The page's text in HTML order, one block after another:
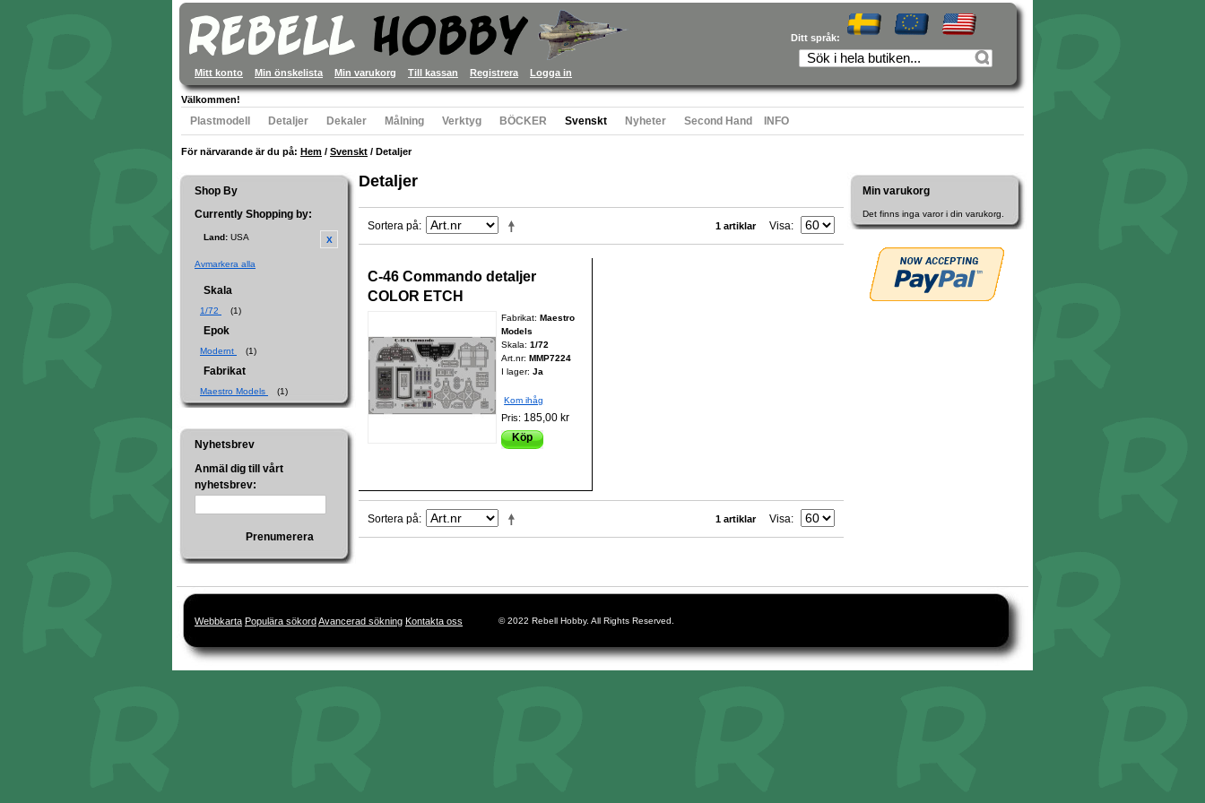
Ditt språk:
Mitt konto Min önskelista Min varukorg Till kassan Registrera Logga in
Välkommen!
Plastmodell Detaljer Dekaler Målning Verktyg BÖCKER Svenskt Nyheter Second Hand INFO
För närvarande är du på: Hem / Svenskt / Detaljer
Shop By
Currently Shopping by:
Land: USA
Avmarkera alla
Skala
1/72 (1)
Epok
Modernt (1)
Fabrikat
Maestro Models (1)
Detaljer
Sortera på 1 artiklar Visa
C-46 Commando detaljer
COLOR ETCH
Fabrikat:Maestro
Models
Skala:1/72
Art.nr:MMP7224
I lager: Ja
Kom ihåg
Pris: 185,00 kr
Köp
Sortera på 1 artiklar Visa
Nyhetsbrev
Anmäl dig till vårt
nyhetsbrev:
Prenumerera
Min varukorg
Det finns inga varor i din varukorg.
Webbkarta Populära sökordAvancerad sökning Kontakta oss © 2022 Rebell Hobby. All Rights Reserved.